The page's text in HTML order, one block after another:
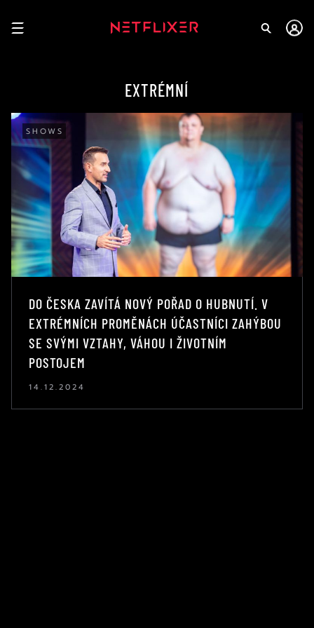
EXTRÉMNÍ
SHOWS
DO ČESKA ZAVÍTÁ NOVÝ POŘAD O HUBNUTÍ. V
EXTRÉMNÍCH PROMĚNÁCH ÚČASTNÍCI ZAHÝBOU
SE SVÝMI VZTAHY, VÁHOU I ŽIVOTNÍM
POSTOJEM
14.12.2024